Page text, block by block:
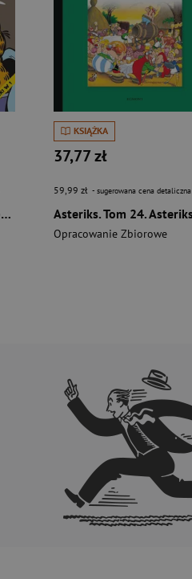
Garfield. Tłusty koci trójpak. Tom 9
KSIĄŻKA
37,77 zł
59,99 zł - sugerowana cena detaliczna
Opracowanie Zbiorowe